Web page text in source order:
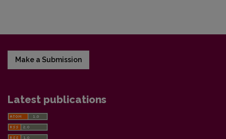
Make a Submission
Latest publications